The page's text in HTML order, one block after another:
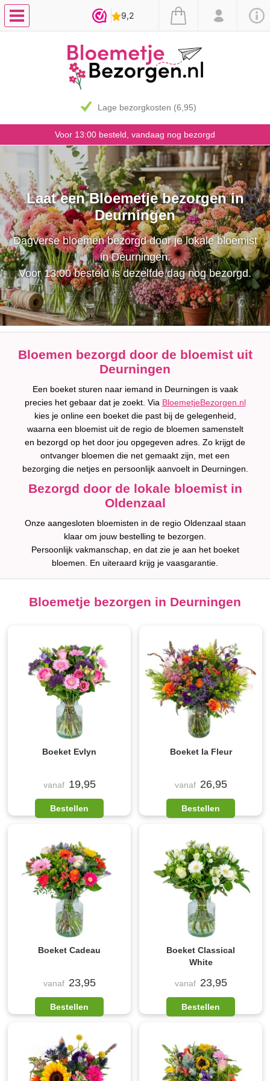
Lage bezorgkosten (6,95)
Voor 13:00 besteld, vandaag nog bezorgd
Laat een Bloemetje bezorgen in
Deurningen
Dagverse bloemen bezorgd door je lokale bloemist
in Deurningen.
Voor 13:00 besteld is dezelfde dag nog bezorgd.
Bloemen bezorgd door de bloemist uit
Deurningen
Een boeket sturen naar iemand in Deurningen is vaak
precies het gebaar dat je zoekt. Via BloemetjeBezorgen.nl
kies je online een boeket die past bij de gelegenheid,
waarna een bloemist uit de regio de bloemen samenstelt
en bezorgd op het door jou opgegeven adres. Zo krijgt de
ontvanger bloemen die net gemaakt zijn, met een
bezorging die netjes en persoonlijk aanvoelt in Deurningen.
Bezorgd door de lokale bloemist in
Oldenzaal
Onze aangesloten bloemisten in de regio Oldenzaal staan
klaar om jouw bestelling te bezorgen.
Persoonlijk vakmanschap, en dat zie je aan het boeket
bloemen. En uiteraard krijg je vaasgarantie.
Bloemetje bezorgen in Deurningen
Boeket Evlyn
vanaf 19,95
Bestellen
Boeket la Fleur
vanaf 26,95
Bestellen
Boeket Cadeau
vanaf 23,95
Bestellen
Boeket Classical
White
vanaf 23,95
Bestellen